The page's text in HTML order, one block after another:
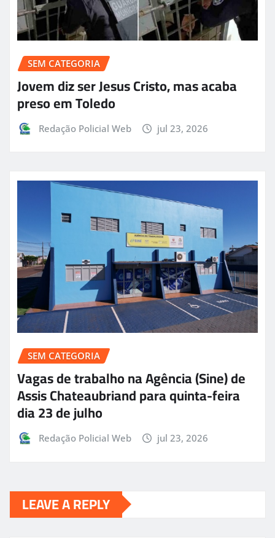
SEM CATEGORIA
Jovem diz ser Jesus Cristo, mas acaba
preso em Toledo
Redação Policial Web jul 23, 2026
SEM CATEGORIA
Vagas de trabalho na Agência (Sine) de
Assis Chateaubriand para quinta-feira
dia 23 de julho
Redação Policial Web jul 23, 2026
LEAVE A REPLY